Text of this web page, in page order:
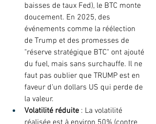
baisses de taux Fed), le BTC monte
doucement. En 2025, des
événements comme la réélection
de Trump et des promesses de
"réserve stratégique BTC" ont ajouté
du fuel, mais sans surchauffe. Il ne
faut pas oublier que TRUMP est en
faveur d'un dollars US qui perde de
la valeur.
Volatilité réduite : La volatilité